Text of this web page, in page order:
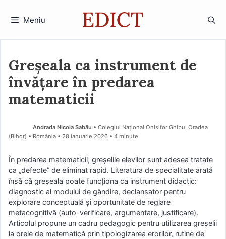
Meniu
Greșeala ca instrument de
învățare în predarea
matematicii
Andrada Nicola Sabău • Colegiul Național Onisifor Ghibu, Oradea
(Bihor) • România
28 ianuarie 2026 • 4 minute
În predarea matematicii, greșelile elevilor sunt adesea tratate
ca „defecte” de eliminat rapid. Literatura de specialitate arată
însă că greșeala poate funcționa ca instrument didactic:
diagnostic al modului de gândire, declanșator pentru
explorare conceptuală și oportunitate de reglare
metacognitivă (auto-verificare, argumentare, justificare).
Articolul propune un cadru pedagogic pentru utilizarea greșelii
la orele de matematicǎ prin tipologizarea erorilor, rutine de